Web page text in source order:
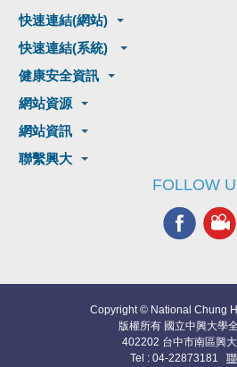
快速連結(網站)
快速連結(系統)
健康安全資訊
網站資源
網站資訊
聯繫興大
FOLLOW
Copyright © National Chung
版權所有 國立中興大學
402202 台中市南區興
Tel : 04-22873181